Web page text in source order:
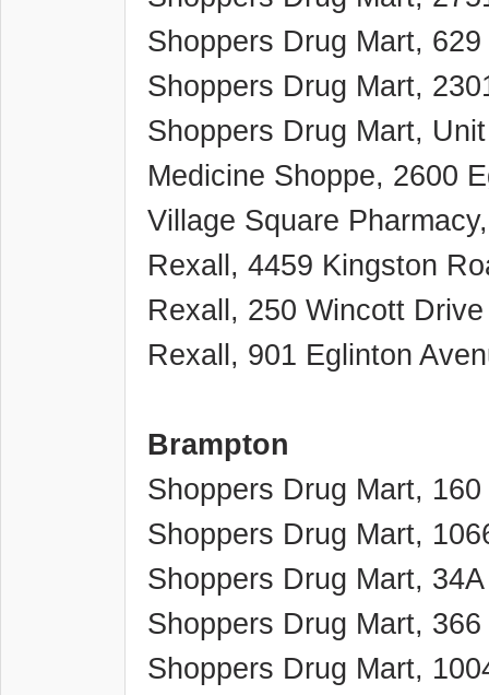
Shoppers Drug Mart,
Shoppers Drug Mart,
Shoppers Drug Mart,
Medicine Shoppe, 2600
Village Square
Rexall, 4459 Kingston
Rexall, 250 Wincott Drive
Rexall, 901 Eglinton
Brampton
Shoppers Drug Mart,
Shoppers Drug Mart,
Shoppers Drug Mart,
Shoppers Drug Mart,
Shoppers Drug Mart,